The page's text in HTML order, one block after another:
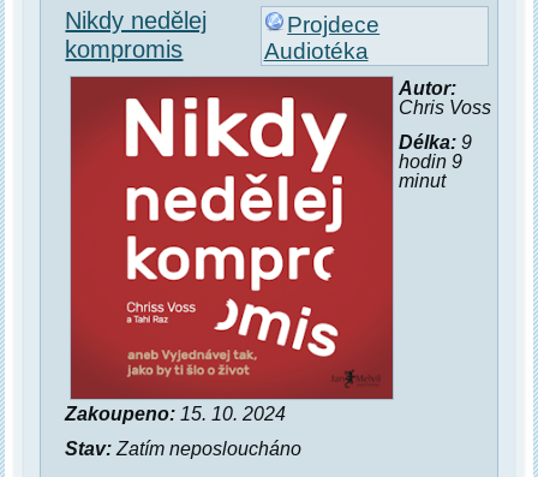
Projdece
Audiotéka
Nikdy nedělej
kompromis
Autor:
Chris Voss
Délka:9
hodin 9
minut
Zakoupeno: 15. 10. 2024
Stav: Zatím neposloucháno